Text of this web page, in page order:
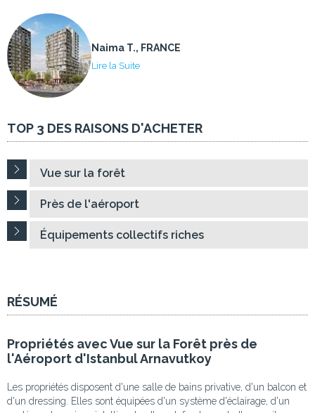
Naima T., FRANCE
Lire la Suite
TOP 3 DES RAISONS D'ACHETER
Vue sur la forêt
Près de l'aéroport
Équipements collectifs riches
RÉSUMÉ
Propriétés avec Vue sur la Forêt près de
l'Aéroport d'Istanbul Arnavutkoy
Les propriétés disposent d'une salle de bains privative, d'un balcon et
d'un dressing. Elles sont équipées d'un système d'éclairage, d'un